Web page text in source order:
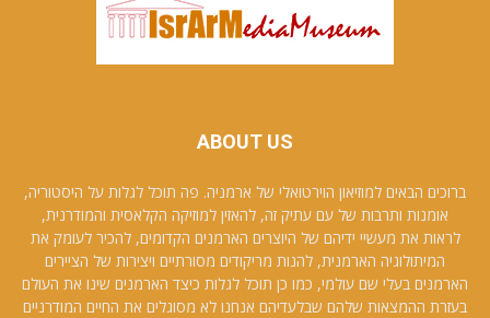
ABOUT US
ברוכים הבאים למוזיאון הוירטואלי של ארמניה. פה תוכל לגלות על היסטוריה,
אומנות ותרבות של עם עתיק זה, להאזין למוזיקה הקלאסית והמודרנית,
לראות את מעשיי ידיהם של היוצרים הארמנים הקדומים, להכיר לעומק את
המיתולוגיה הארמנית, להנות מריקודים מסורתיים ויצירות של הציירים
הארמנים בעלי שם עולמי, כמו כן תוכל לגלות כיצד הארמנים שינו את העולם
בעזרת ההמצאות שלהם שבלעדיהם אנחנו לא מסוגלים את החיים המודרניים